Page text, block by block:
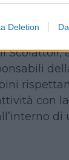
Deletion
in
etc. Poco
e il
con
di